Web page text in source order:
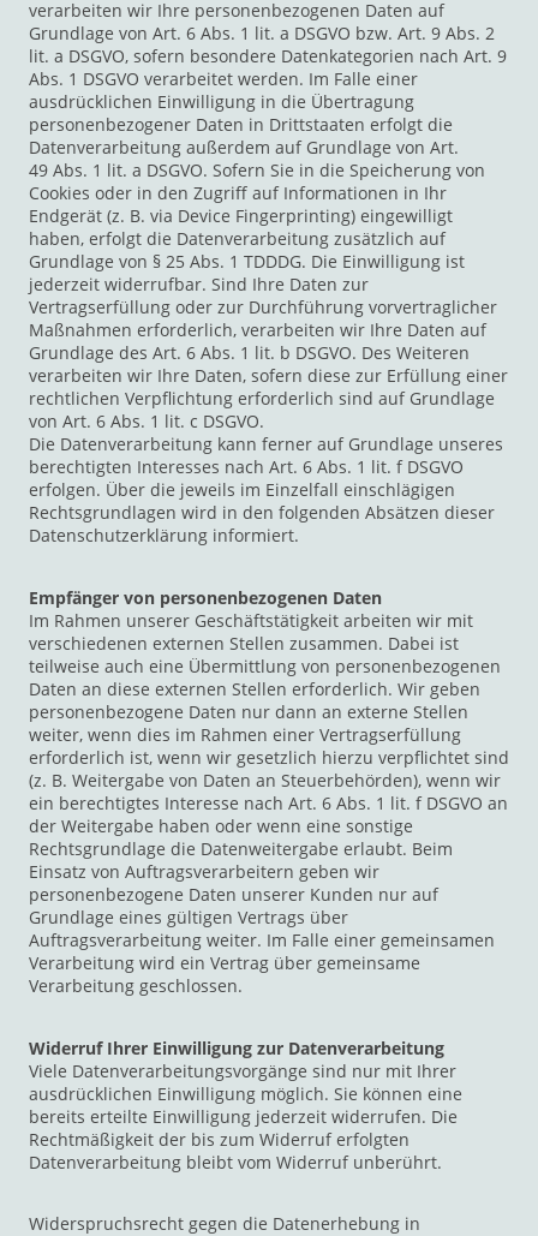
verarbeiten wir Ihre personenbezogenen Daten auf
Grundlage von Art. 6 Abs. 1 lit. a DSGVO bzw. Art. 9 Abs. 2
lit. a DSGVO, sofern besondere Datenkategorien nach Art. 9
Abs. 1 DSGVO verarbeitet werden. Im Falle einer
ausdrücklichen Einwilligung in die Übertragung
personenbezogener Daten in Drittstaaten erfolgt die
Datenverarbeitung außerdem auf Grundlage von Art.
49 Abs. 1 lit. a DSGVO. Sofern Sie in die Speicherung von
Cookies oder in den Zugriff auf Informationen in Ihr
Endgerät (z. B. via Device Fingerprinting) eingewilligt
haben, erfolgt die Datenverarbeitung zusätzlich auf
Grundlage von § 25 Abs. 1 TDDDG. Die Einwilligung ist
jederzeit widerrufbar. Sind Ihre Daten zur
Vertragserfüllung oder zur Durchführung vorvertraglicher
Maßnahmen erforderlich, verarbeiten wir Ihre Daten auf
Grundlage des Art. 6 Abs. 1 lit. b DSGVO. Des Weiteren
verarbeiten wir Ihre Daten, sofern diese zur Erfüllung einer
rechtlichen Verpflichtung erforderlich sind auf Grundlage
von Art. 6 Abs. 1 lit. c DSGVO.
Die Datenverarbeitung kann ferner auf Grundlage unseres
berechtigten Interesses nach Art. 6 Abs. 1 lit. f DSGVO
erfolgen. Über die jeweils im Einzelfall einschlägigen
Rechtsgrundlagen wird in den folgenden Absätzen dieser
Datenschutzerklärung informiert.
Empfänger von personenbezogenen Daten
Im Rahmen unserer Geschäftstätigkeit arbeiten wir mit
verschiedenen externen Stellen zusammen. Dabei ist
teilweise auch eine Übermittlung von personenbezogenen
Daten an diese externen Stellen erforderlich. Wir geben
personenbezogene Daten nur dann an externe Stellen
weiter, wenn dies im Rahmen einer Vertragserfüllung
erforderlich ist, wenn wir gesetzlich hierzu verpflichtet sind
(z. B. Weitergabe von Daten an Steuerbehörden), wenn wir
ein berechtigtes Interesse nach Art. 6 Abs. 1 lit. f DSGVO an
der Weitergabe haben oder wenn eine sonstige
Rechtsgrundlage die Datenweitergabe erlaubt. Beim
Einsatz von Auftragsverarbeitern geben wir
personenbezogene Daten unserer Kunden nur auf
Grundlage eines gültigen Vertrags über
Auftragsverarbeitung weiter. Im Falle einer gemeinsamen
Verarbeitung wird ein Vertrag über gemeinsame
Verarbeitung geschlossen.
Widerruf Ihrer Einwilligung zur Datenverarbeitung
Viele Datenverarbeitungsvorgänge sind nur mit Ihrer
ausdrücklichen Einwilligung möglich. Sie können eine
bereits erteilte Einwilligung jederzeit widerrufen. Die
Rechtmäßigkeit der bis zum Widerruf erfolgten
Datenverarbeitung bleibt vom Widerruf unberührt.
Widerspruchsrecht gegen die Datenerhebung in